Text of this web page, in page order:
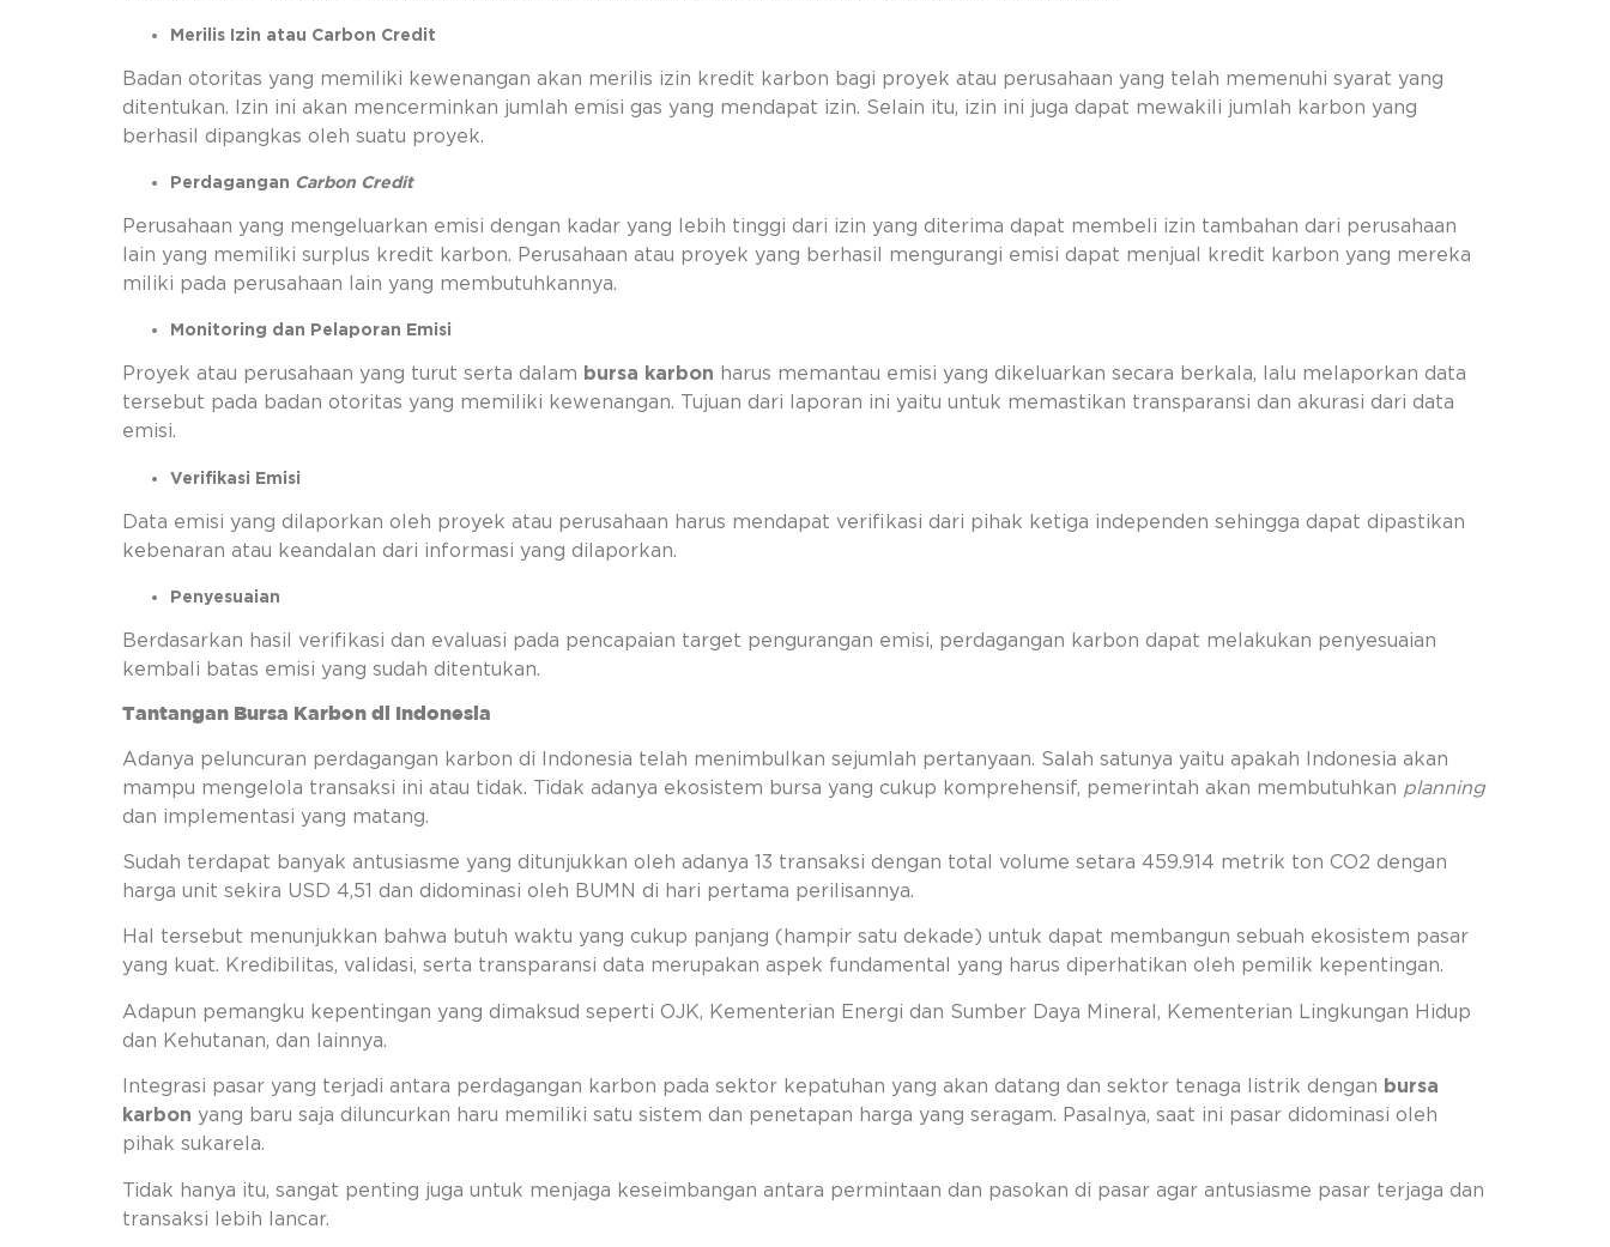
Merilis Izin atau Carbon Credit
Badan otoritas yang memiliki kewenangan akan merilis izin kredit karbon bagi proyek atau perusahaan yang telah memenuhi syarat yang
ditentukan. Izin ini akan mencerminkan jumlah emisi gas yang mendapat izin. Selain itu, izin ini juga dapat mewakili jumlah karbon yang
berhasil dipangkas oleh suatu proyek.
Perdagangan Carbon Credit
Perusahaan yang mengeluarkan emisi dengan kadar yang lebih tinggi dari izin yang diterima dapat membeli izin tambahan dari perusahaan
lain yang memiliki surplus kredit karbon. Perusahaan atau proyek yang berhasil mengurangi emisi dapat menjual kredit karbon yang mereka
miliki pada perusahaan lain yang membutuhkannya.
Monitoring dan Pelaporan Emisi
Proyek atau perusahaan yang turut serta dalam bursa karbon harus memantau emisi yang dikeluarkan secara berkala, lalu melaporkan data
tersebut pada badan otoritas yang memiliki kewenangan. Tujuan dari laporan ini yaitu untuk memastikan transparansi dan akurasi dari data
emisi.
Verifikasi Emisi
Data emisi yang dilaporkan oleh proyek atau perusahaan harus mendapat verifikasi dari pihak ketiga independen sehingga dapat dipastikan
kebenaran atau keandalan dari informasi yang dilaporkan.
Penyesuaian
Berdasarkan hasil verifikasi dan evaluasi pada pencapaian target pengurangan emisi, perdagangan karbon dapat melakukan penyesuaian
kembali batas emisi yang sudah ditentukan.
Tantangan Bursa Karbon di Indonesia
Adanya peluncuran perdagangan karbon di Indonesia telah menimbulkan sejumlah pertanyaan. Salah satunya yaitu apakah Indonesia akan
mampu mengelola transaksi ini atau tidak. Tidak adanya ekosistem bursa yang cukup komprehensif, pemerintah akan membutuhkan planning
dan implementasi yang matang.
Sudah terdapat banyak antusiasme yang ditunjukkan oleh adanya 13 transaksi dengan total volume setara 459.914 metrik ton CO2 dengan
harga unit sekira USD 4,51 dan didominasi oleh BUMN di hari pertama perilisannya.
Hal tersebut menunjukkan bahwa butuh waktu yang cukup panjang (hampir satu dekade) untuk dapat membangun sebuah ekosistem pasar
yang kuat. Kredibilitas, validasi, serta transparansi data merupakan aspek fundamental yang harus diperhatikan oleh pemilik kepentingan.
Adapun pemangku kepentingan yang dimaksud seperti OJK, Kementerian Energi dan Sumber Daya Mineral, Kementerian Lingkungan Hidup
dan Kehutanan, dan lainnya.
Integrasi pasar yang terjadi antara perdagangan karbon pada sektor kepatuhan yang akan datang dan sektor tenaga listrik dengan bursa
karbon yang baru saja diluncurkan haru memiliki satu sistem dan penetapan harga yang seragam. Pasalnya, saat ini pasar didominasi oleh
pihak sukarela.
Tidak hanya itu, sangat penting juga untuk menjaga keseimbangan antara permintaan dan pasokan di pasar agar antusiasme pasar terjaga dan
transaksi lebih lancar.